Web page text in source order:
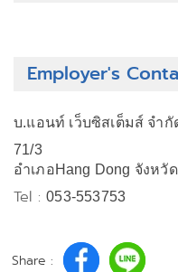
Employer's
บ.แอนท์ เว็บซิสเต็มส์ จำกั
71/3
อำเภอHang Dong จังหวั
Tel :053-553753
Share :